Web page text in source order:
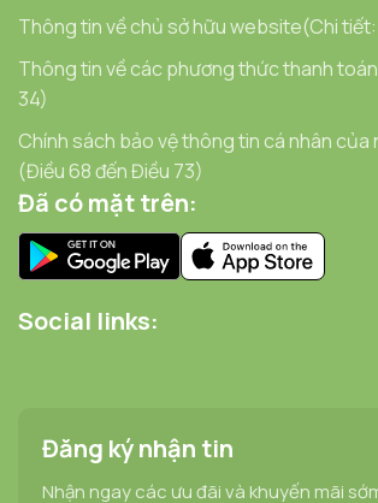
Thông tin về chủ sở hữu website(Chi
Thông tin về các phương thức thanh
34)
Chính sách bảo vệ thông tin cá nhân của
(Điều 68 đến Điều 73)
Đã có mặt trên:
Social links:
Đăng ký nhận tin
Nhận ngay các ưu đãi và khuyến mãi